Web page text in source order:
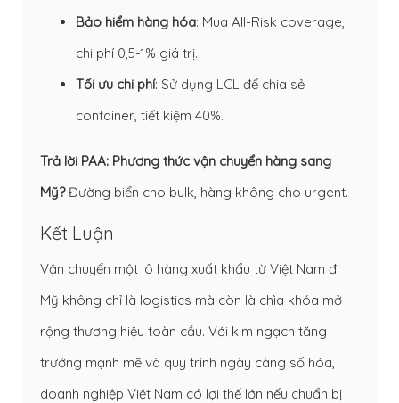
Bảo hiểm hàng hóa: Mua All-Risk coverage,
chi phí 0,5-1% giá trị.
Tối ưu chi phí: Sử dụng LCL để chia sẻ
container, tiết kiệm 40%.
Trả lời PAA: Phương thức vận chuyển hàng sang
Mỹ?Đường biển cho bulk, hàng không cho urgent.
Kết Luận
Vận chuyển một lô hàng xuất khẩu từ Việt Nam đi
Mỹ không chỉ là logistics mà còn là chìa khóa mở
rộng thương hiệu toàn cầu. Với kim ngạch tăng
trưởng mạnh mẽ và quy trình ngày càng số hóa,
doanh nghiệp Việt Nam có lợi thế lớn nếu chuẩn bị